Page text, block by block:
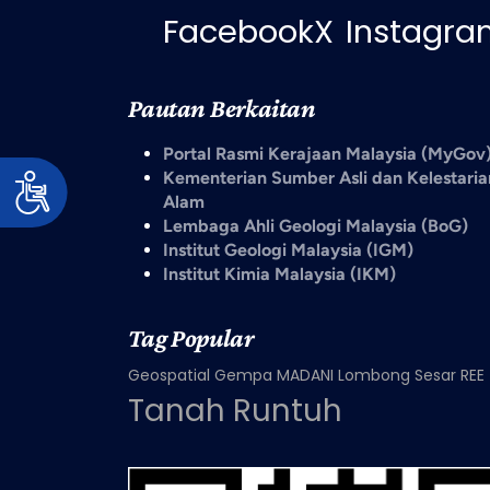
FacebookX
Pautan Berkaitan
Portal Rasmi Kerajaan Malaysia
Kementerian Sumber Asli dan
Alam
Lembaga Ahli Geologi Malaysia (BoG)
Institut Geologi Malaysia (IGM)
Institut Kimia Malaysia (IKM)
Tag Popular
Geospatial Gempa MADANI Lombong Sesar REE
Tanah Runtuh